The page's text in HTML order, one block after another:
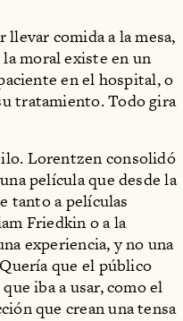
comida a la mesa,
moral existe en un
en el hospital, o
tratamiento. Todo gira
Lorentzen consolidó
película que desde la
tanto a películas
Friedkin o a la
experiencia, y no una
que el público
iba a usar, como el
que crean una tensa